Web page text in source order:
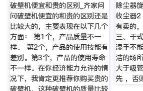
破壁机便宜和贵的区别_齐家问
问破壁机便宜的和贵的区别还是
比较大的，主要表现在以下几个
方面： 第1个，产品质量不一
样。 第2个，产品的使用技能有
差别。第3个，产品的使用寿命
不一样。在你经济能力允许的情
况下，我肯定更推荐你购买贵的
除尘器
收尘器2
有卖的
三、干
湿手不
洁的场
大于吸
先 ，否